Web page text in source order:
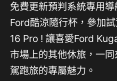
免費更新預判系統專用
Ford酷涼隨行杯，參加
16 Pro ! 讓喜愛Ford
市場上的其他休旅，一
駕跑旅的專屬魅力。